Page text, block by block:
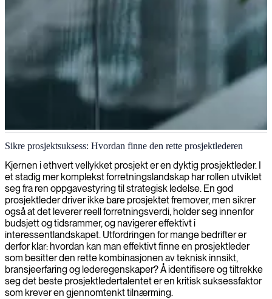
Delprosjektledelse for juniorkonsulenter
Vi spesialiserer oss på å plassere juniorkonsulenter med utmerkede
delprosjektlederferdigheter for å hjelpe din organisasjon med å nå
prosjektmilepæler og tidsfrister effektivt.
Sikre prosjektsuksess: Hvordan finne den rette prosjektlederen
Kjernen i ethvert vellykket prosjekt er en dyktig prosjektleder. I
et stadig mer komplekst forretningslandskap har rollen utviklet
seg fra ren oppgavestyring til strategisk ledelse. En god
prosjektleder driver ikke bare prosjektet fremover, men sikrer
også at det leverer reell forretningsverdi, holder seg innenfor
budsjett og tidsrammer, og navigerer effektivt i
interessentlandskapet. Utfordringen for mange bedrifter er
derfor klar: hvordan kan man effektivt finne en prosjektleder
som besitter den rette kombinasjonen av teknisk innsikt,
bransjeerfaring og lederegenskaper? Å identifisere og tiltrekke
seg det beste prosjektledertalentet er en kritisk suksessfaktor
som krever en gjennomtenkt tilnærming.